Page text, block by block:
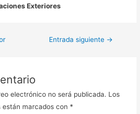
Exteriores
Entrada siguiente →
electrónico no será publicada. Los
marcados con *